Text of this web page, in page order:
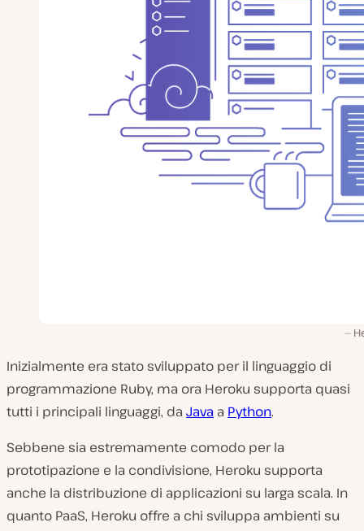
Inizialmente era stato sviluppato per il linguaggio di
programmazione Ruby, ma ora Heroku supporta quasi
tutti i principali linguaggi, da Java a Python.
Sebbene sia estremamente comodo per la
prototipazione e la condivisione, Heroku supporta
anche la distribuzione di applicazioni su larga scala. In
quanto PaaS, Heroku offre a chi sviluppa ambienti su